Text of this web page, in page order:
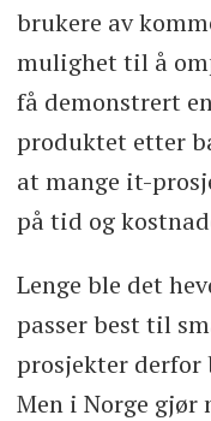
brukere av
mulighet til å
få demonstrert
produktet etter
at mange it-
på tid og
Lenge ble det
passer best til
prosjekter derfor
Men i Norge gjør